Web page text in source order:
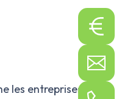
les entreprises du